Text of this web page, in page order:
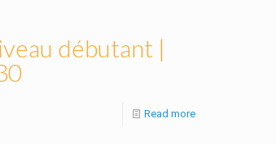
débutant |
Read more